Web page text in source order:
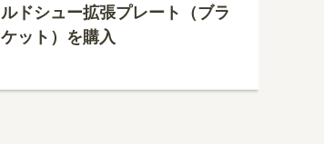
ルドシュー拡張プレート（ブラ
ケット）を購入